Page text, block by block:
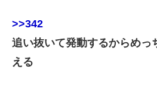
>>342
追い抜いて発動するからめっ
える